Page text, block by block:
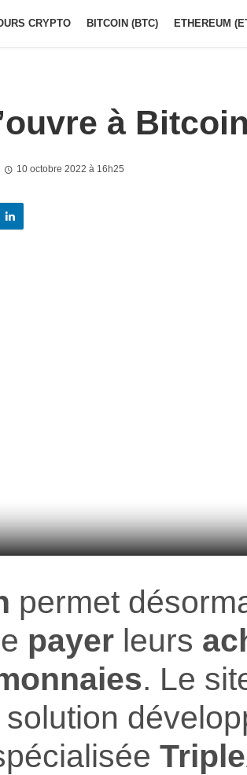
CRYPTO BITCOIN (BTC) ETHEREUM
à
10 octobre 2022 à 16h25
permet
payer leurs
. Le